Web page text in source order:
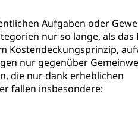
Aufgaben oder
nur so lange, als
Kostendeckungsprinzip,
nur gegenüber
die nur dank erheblichen
fallen insbesondere:
und Pyrotechnik
Verlust des Bürgerrechts,